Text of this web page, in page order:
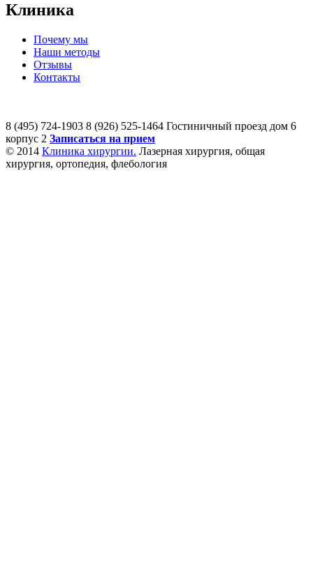
Клиника
Почему мы
Наши методы
Отзывы
Контакты
8 (495) 724-1903 8 (926) 525-1464 Гостиничный проезд дом 6
корпус 2 Записаться на прием
© 2014 Клиника хирургии. Лазерная хирургия, общая
хирургия, ортопедия, флебология